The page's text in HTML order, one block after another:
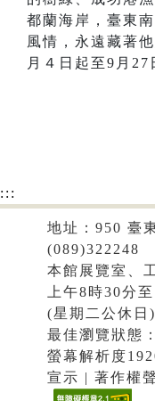
都蘭海岸，臺東
風情，永遠藏著
月４日起至9月27
:::
地址：950 臺
(089)322248
本館展覽室、
上午8時30分
(星期二公休日)
最佳瀏覽狀態
螢幕解析度
宣示 | 著作權